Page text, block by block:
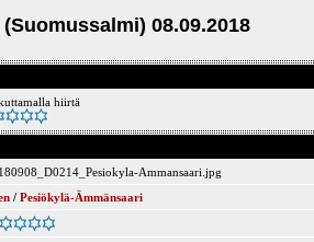
08.09.2018
hiirtä
Ammansaari.jpg
/ Pesiökylä-Ämmänsaari